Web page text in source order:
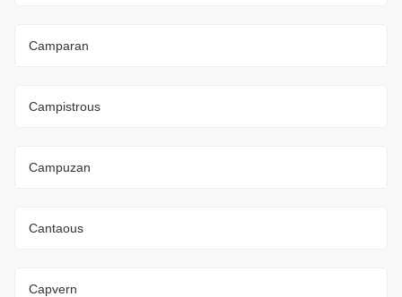
Camparan
Campistrous
Campuzan
Cantaous
Capvern